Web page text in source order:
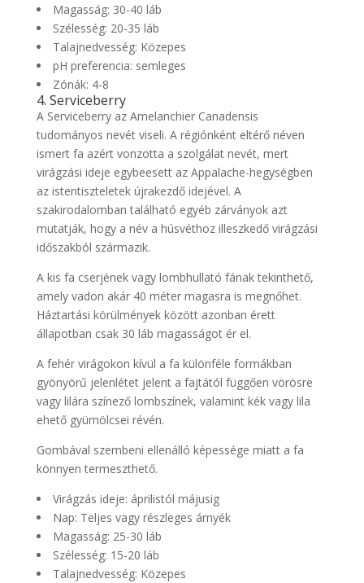
Magasság: 30-40 láb
Szélesség: 20-35 láb
Talajnedvesség: Közepes
pH preferencia: semleges
Zónák: 4-8
4. Serviceberry
A Serviceberry az Amelanchier Canadensis
tudományos nevét viseli. A régiónként eltérő néven
ismert fa azért vonzotta a szolgálat nevét, mert
virágzási ideje egybeesett az Appalache-hegységben
az istentiszteletek újrakezdő idejével. A
szakirodalomban található egyéb zárványok azt
mutatják, hogy a név a húsvéthoz illeszkedő virágzási
időszakból származik.
A kis fa cserjének vagy lombhullató fának tekinthető,
amely vadon akár 40 méter magasra is megnőhet.
Háztartási körülmények között azonban érett
állapotban csak 30 láb magasságot ér el.
A fehér virágokon kívül a fa különféle formákban
gyönyörű jelenlétet jelent a fajtától függően vörösre
vagy lilára színező lombszínek, valamint kék vagy lila
ehető gyümölcsei révén.
Gombával szembeni ellenálló képessége miatt a fa
könnyen termeszthető.
Virágzás ideje: áprilistól májusig
Nap: Teljes vagy részleges árnyék
Magasság: 25-30 láb
Szélesség: 15-20 láb
Talajnedvesség: Közepes